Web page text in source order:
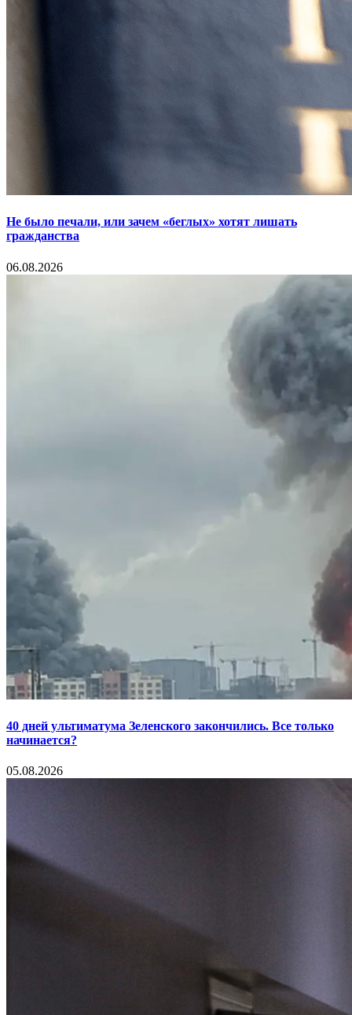
Не было печали, или зачем «беглых» хотят лишать
гражданства
06.08.2026
40 дней ультиматума Зеленского закончились. Все только
начинается?
05.08.2026